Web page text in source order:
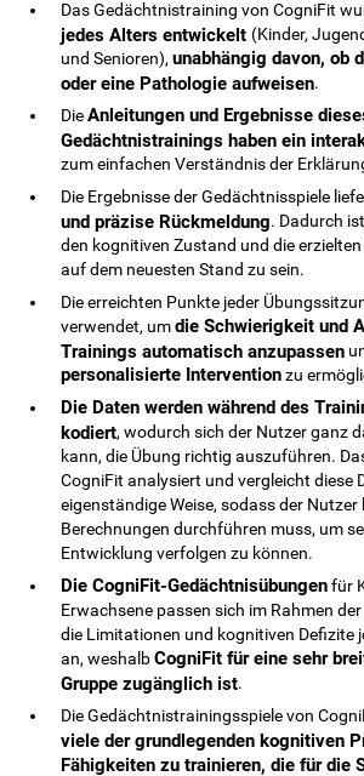
Das Gedächtnistraining von CogniFit
jedes Alters entwickelt (Kinder,
und Senioren),unabhängig davon, ob
oder eine Pathologie aufweisen.
DieAnleitungen und Ergebnisse
Gedächtnistrainings haben ein
zum einfachen Verständnis der
Die Ergebnisse der Gedächtnisspiele
und präzise Rückmeldung. Dadurch
den kognitiven Zustand und die
auf dem neuesten Stand zu sein.
Die erreichten Punkte jeder
verwendet, umdie Schwierigkeit und
Trainings automatisch anzupassen
personalisierte Interventionzu
Die Daten werden während des
kodiert, wodurch sich der Nutzer ganz
kann, die Übung richtig auszuführen.
CogniFit analysiert und vergleicht diese
eigenständige Weise, sodass der Nutzer
Berechnungen durchführen muss, um
Entwicklung verfolgen zu können.
Die CogniFit-Gedächtnisübungenfür
Erwachsene passen sich im Rahmen
die Limitationen und kognitiven Defizite
an, weshalbCogniFit für eine sehr
Gruppe zugänglich ist.
Die Gedächtnistrainingsspiele von
viele der grundlegenden kognitiven
Fähigkeiten zu trainieren, die für die